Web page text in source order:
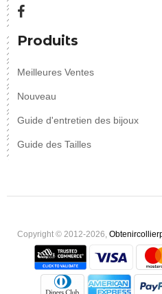
Produits
Meilleures Ventes
Nouveau
Guide d'entretien des bijoux
Guide des Tailles
Copyright © 2012-2026,